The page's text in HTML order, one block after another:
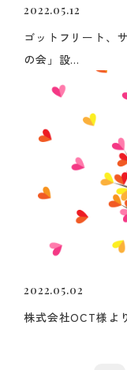
2022.05.12
ゴットフリート、
の会」設...
2022.05.02
株式会社OCT様よ